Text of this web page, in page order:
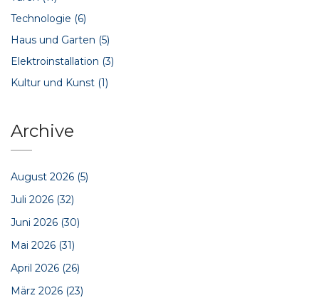
Technologie (6)
Haus und Garten (5)
Elektroinstallation (3)
Kultur und Kunst (1)
Archive
August 2026 (5)
Juli 2026 (32)
Juni 2026 (30)
Mai 2026 (31)
April 2026 (26)
März 2026 (23)